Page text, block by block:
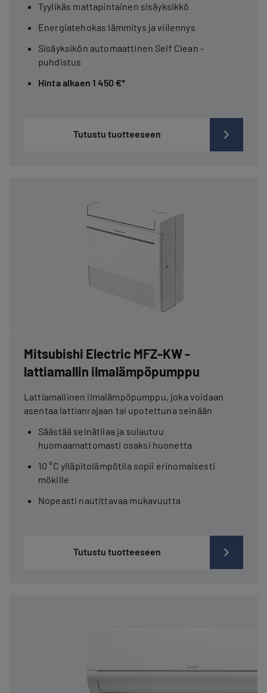
Tyylikäs mattapintainen sisäyksikkö
Energiatehokas lämmitys ja viilennys
Sisäyksikön automaattinen Self Clean -
puhdistus
Hinta alkaen 1 450 €*
Tutustu tuotteeseen
Mitsubishi Electric MFZ-KW -
lattiamallin ilmalämpöpumppu
Lattiamallinen ilmalämpöpumppu, joka voidaan
asentaa lattianrajaan tai upotettuna seinään
Säästää seinätilaa ja sulautuu
huomaamattomasti osaksi huonetta
10 °C ylläpitolämpötila sopii erinomaisesti
mökille
Nopeasti nautittavaa mukavuutta
Tutustu tuotteeseen